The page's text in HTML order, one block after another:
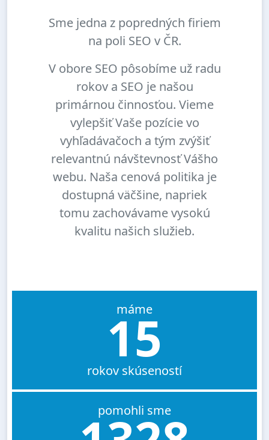
Sme jedna z popredných firiem
na poli SEO v ČR.
V obore SEO pôsobíme už radu
rokov a SEO je našou
primárnou činnosťou. Vieme
vylepšiť Vaše pozície vo
vyhľadávačoch a tým zvýšiť
relevantnú návštevnosť Vášho
webu. Naša cenová politika je
dostupná väčšine, napriek
tomu zachovávame vysokú
kvalitu našich služieb.
máme
15
rokov skúseností
pomohli sme